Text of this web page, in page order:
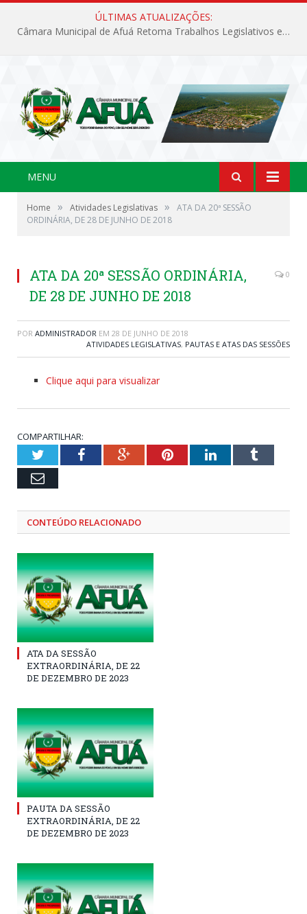
ÚLTIMAS ATUALIZAÇÕES:
Câmara Municipal de Afuá Retoma Trabalhos Legislativos em Sessão Ordinária
MENU
Home » Atividades Legislativas »
ATA DA 20ª SESSÃO
ORDINÁRIA, DE 28 DE JUNHO DE 2018
ATA DA 20ª SESSÃO ORDINÁRIA,
DE 28 DE JUNHO DE 2018
0
POR ADMINISTRADOR EM 28 DE JUNHO DE 2018
ATIVIDADES LEGISLATIVAS, PAUTAS E ATAS DAS SESSÕES
Clique aqui para visualizar
COMPARTILHAR:
TwitterFacebookGoogle+PinterestLinkedInTumblr
Email
CONTEÚDO RELACIONADO
ATA DA SESSÃO
EXTRAORDINÁRIA, DE 22
DE DEZEMBRO DE 2023
PAUTA DA SESSÃO
EXTRAORDINÁRIA, DE 22
DE DEZEMBRO DE 2023